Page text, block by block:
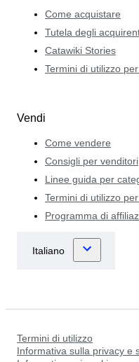
Come acquistare
Tutela degli
Catawiki Stories
Termini di utilizzo
Vendi
Come vendere
Consigli per venditori
Linee guida per
Termini di utilizzo
Programma di
Termini di utilizzo
Informativa sulla privacy e